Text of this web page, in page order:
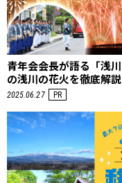
青年会会長が語る「浅
の浅川の花火を徹底解説
2025.06.27 PR